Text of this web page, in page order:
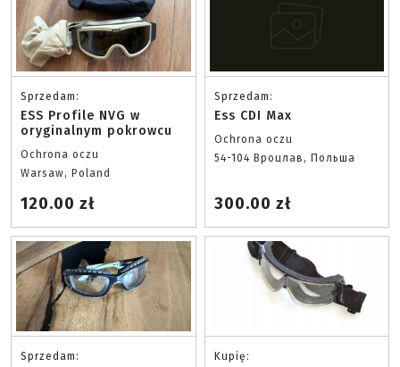
Sprzedam:
ESS Profile NVG w
oryginalnym pokrowcu
Ochrona oczu
Warsaw, Poland
120.00 zł
Sprzedam:
Ess CDI Max
Ochrona oczu
54-104 Вроцлав, Польша
300.00 zł
Sprzedam: Kupię: